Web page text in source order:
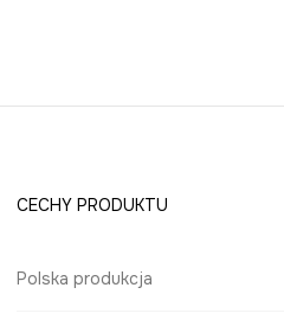
CECHY PRODUKTU
Polska produkcja